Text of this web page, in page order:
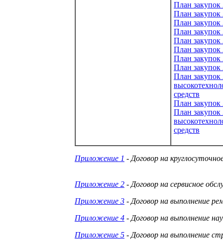
План закупок
План закупок
План закупок
План закупок
План закупок
План закупок
План закупок
План закупок
План
средств
План закупок
План
средств
Приложение 1 - Договор на
Приложение 2 - Договор на сервисное
Приложение 3 - Договор на выполнение
Приложение 4 - Договор на выполнение
Приложение 5 - Договор на выполнение